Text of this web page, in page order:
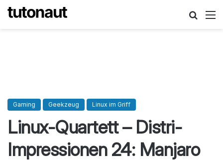
Gaming Geekzeug Linux im Griff
Linux-Quartett – Distri-
Impressionen 24: Manjaro